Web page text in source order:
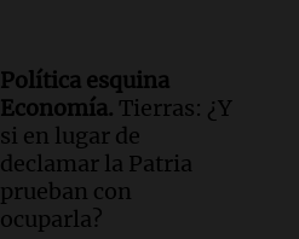
Política esquina
Economía. Tierras: ¿Y
si en lugar de
declamar la Patria
prueban con
ocuparla?